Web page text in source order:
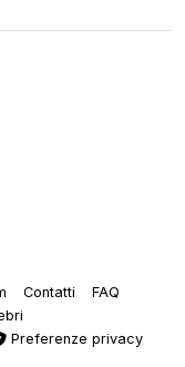
Contatti
FAQ
Preferenze privacy